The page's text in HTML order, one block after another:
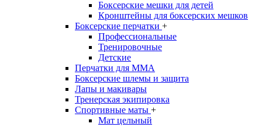
Боксерские мешки для детей
Кронштейны для боксерских мешков
Боксерские перчатки +
Профессиональные
Тренировочные
Детские
Перчатки для MMA
Боксерские шлемы и защита
Лапы и макивары
Тренерская экипировка
Спортивные маты +
Мат цельный